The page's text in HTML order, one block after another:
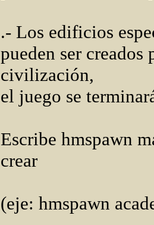
.- Los edificios
pueden ser creados
civilización,
el juego se
Escribe hmspawn
crear
(eje: hmspawn